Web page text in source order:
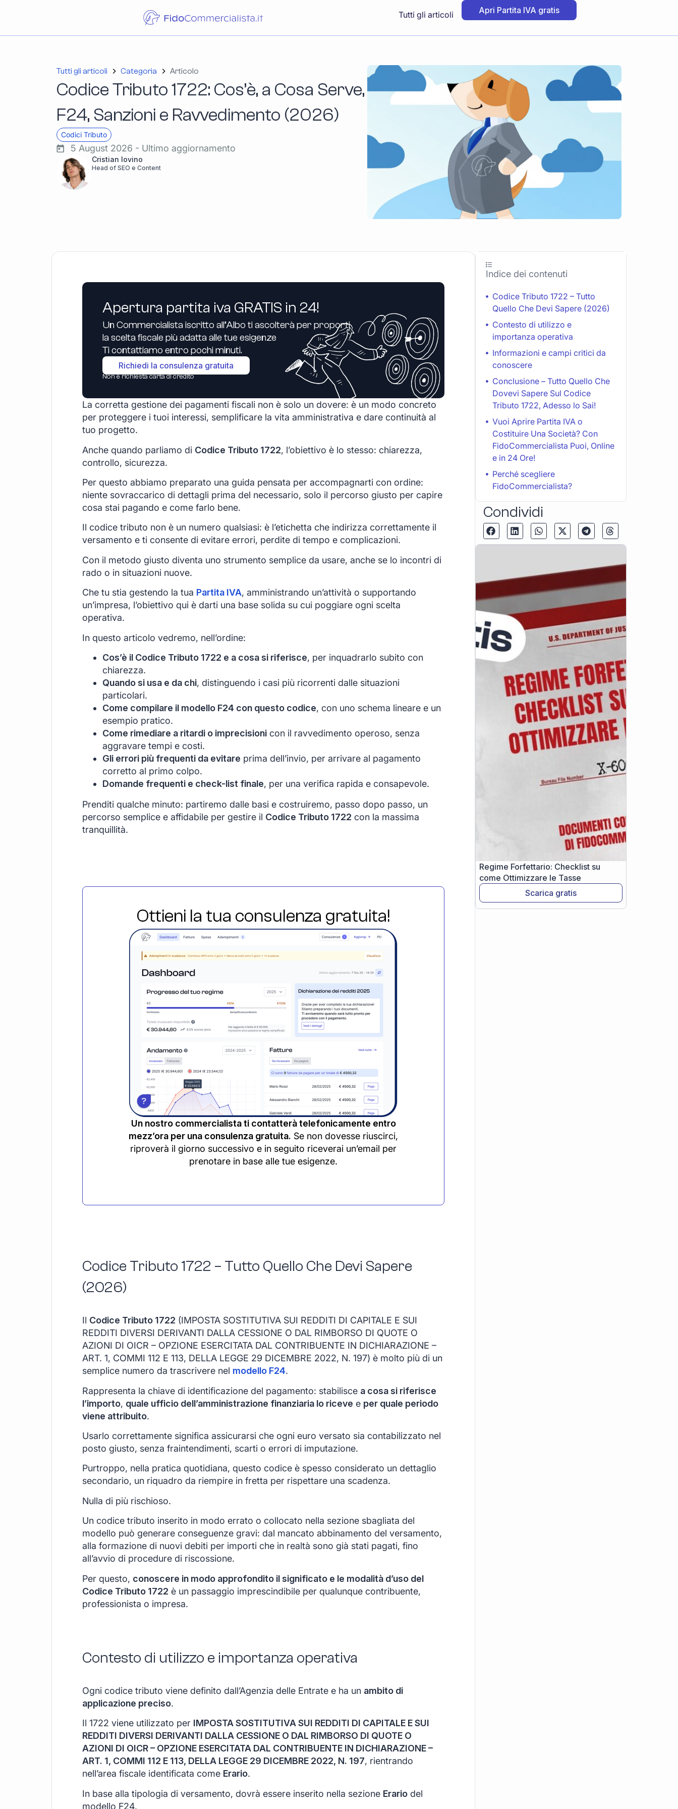
Tutti gli articoli Apri Partita IVA gratis
Tutti gli articoli Categoria Articolo
Codice Tributo 1722: Cos’è, a Cosa Serve,
F24, Sanzioni e Ravvedimento (2026)
Codici Tributo
5 August 2026 - Ultimo aggiornamento
Cristian Iovino
Head of SEO e Content
Apertura partita iva GRATIS in 24!
Un Commercialista iscritto all’Albo ti ascolterà per proporti
la scelta fiscale più adatta alle tue esigenze
Ti contattiamo entro pochi minuti.
Richiedi la consulenza gratuita
Non è richiesta carta di credito
La corretta gestione dei pagamenti fiscali non è solo un dovere: è un modo concreto
per proteggere i tuoi interessi, semplificare la vita amministrativa e dare continuità al
tuo progetto.
Anche quando parliamo di Codice Tributo 1722, l’obiettivo è lo stesso: chiarezza,
controllo, sicurezza.
Per questo abbiamo preparato una guida pensata per accompagnarti con ordine:
niente sovraccarico di dettagli prima del necessario, solo il percorso giusto per capire
cosa stai pagando e come farlo bene.
Il codice tributo non è un numero qualsiasi: è l’etichetta che indirizza correttamente il
versamento e ti consente di evitare errori, perdite di tempo e complicazioni.
Con il metodo giusto diventa uno strumento semplice da usare, anche se lo incontri di
rado o in situazioni nuove.
Che tu stia gestendo la tua Partita IVA, amministrando un’attività o supportando
un’impresa, l’obiettivo qui è darti una base solida su cui poggiare ogni scelta
operativa.
In questo articolo vedremo, nell’ordine:
Cos’è il Codice Tributo 1722 e a cosa si riferisce, per inquadrarlo subito con
chiarezza.
Quando si usa e da chi, distinguendo i casi più ricorrenti dalle situazioni
particolari.
Come compilare il modello F24 con questo codice, con uno schema lineare e un
esempio pratico.
Come rimediare a ritardi o imprecisioni con il ravvedimento operoso, senza
aggravare tempi e costi.
Gli errori più frequenti da evitare prima dell’invio, per arrivare al pagamento
corretto al primo colpo.
Domande frequenti e check-list finale, per una verifica rapida e consapevole.
Prenditi qualche minuto: partiremo dalle basi e costruiremo, passo dopo passo, un
percorso semplice e affidabile per gestire il Codice Tributo 1722 con la massima
tranquillità.
Ottieni la tua consulenza gratuita!
Un nostro commercialista ti contatterà telefonicamente entro
mezz’ora per una consulenza gratuita. Se non dovesse riuscirci,
riproverà il giorno successivo e in seguito riceverai un’email per
prenotare in base alle tue esigenze.
Codice Tributo 1722 – Tutto Quello Che Devi Sapere
(2026)
Il Codice Tributo 1722 (IMPOSTA SOSTITUTIVA SUI REDDITI DI CAPITALE E SUI
REDDITI DIVERSI DERIVANTI DALLA CESSIONE O DAL RIMBORSO DI QUOTE O
AZIONI DI OICR – OPZIONE ESERCITATA DAL CONTRIBUENTE IN DICHIARAZIONE –
ART. 1, COMMI 112 E 113, DELLA LEGGE 29 DICEMBRE 2022, N. 197) è molto più di un
semplice numero da trascrivere nel modello F24.
Rappresenta la chiave di identificazione del pagamento: stabilisce a cosa si riferisce
l’importo, quale ufficio dell’amministrazione finanziaria lo riceve e per quale periodo
viene attribuito.
Usarlo correttamente significa assicurarsi che ogni euro versato sia contabilizzato nel
posto giusto, senza fraintendimenti, scarti o errori di imputazione.
Purtroppo, nella pratica quotidiana, questo codice è spesso considerato un dettaglio
secondario, un riquadro da riempire in fretta per rispettare una scadenza.
Nulla di più rischioso.
Un codice tributo inserito in modo errato o collocato nella sezione sbagliata del
modello può generare conseguenze gravi: dal mancato abbinamento del versamento,
alla formazione di nuovi debiti per importi che in realtà sono già stati pagati, fino
all’avvio di procedure di riscossione.
Per questo, conoscere in modo approfondito il significato e le modalità d’uso del
Codice Tributo 1722 è un passaggio imprescindibile per qualunque contribuente,
professionista o impresa.
Contesto di utilizzo e importanza operativa
Ogni codice tributo viene definito dall’Agenzia delle Entrate e ha un ambito di
applicazione preciso.
Il 1722 viene utilizzato per IMPOSTA SOSTITUTIVA SUI REDDITI DI CAPITALE E SUI
REDDITI DIVERSI DERIVANTI DALLA CESSIONE O DAL RIMBORSO DI QUOTE O
AZIONI DI OICR – OPZIONE ESERCITATA DAL CONTRIBUENTE IN DICHIARAZIONE –
ART. 1, COMMI 112 E 113, DELLA LEGGE 29 DICEMBRE 2022, N. 197, rientrando
nell’area fiscale identificata come Erario.
In base alla tipologia di versamento, dovrà essere inserito nella sezione Erario del
modello F24.
Indice dei contenuti
Codice Tributo 1722 – Tutto
Quello Che Devi Sapere (2026)
Contesto di utilizzo e
importanza operativa
Informazioni e campi critici da
conoscere
Conclusione – Tutto Quello Che
Dovevi Sapere Sul Codice
Tributo 1722, Adesso lo Sai!
Vuoi Aprire Partita IVA o
Costituire Una Società? Con
FidoCommercialista Puoi, Online
e in 24 Ore!
Perché scegliere
FidoCommercialista?
Condividi
Regime Forfettario: Checklist su
come Ottimizzare le Tasse
Scarica gratis